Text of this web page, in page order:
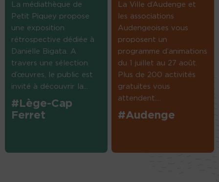
La médiathèque de
Petit Piquey propose
une exposition
rétrospective dédiée à
Danielle Bigata. A
travers une sélection
d’œuvres, le public est
invité à découvrir la...
#Lège-Cap
Ferret
La Ville d’Audenge et
les associations
Audengeoises vous
proposent un
programme d’animations
du 1 juillet au 27 août.
Plus de 200 activités
gratuites vous
attendent....
#Audenge